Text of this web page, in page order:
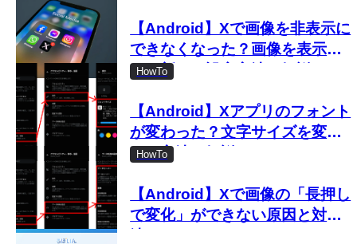
【Android】Xで画像を非表示に
できなくなった？画像を表示し
ない新しい設定方法を解説
HowTo
【Android】Xアプリのフォント
が変わった？文字サイズを変更
する方法を解説
HowTo
【Android】Xで画像の「長押し
で変化」ができない原因と対処